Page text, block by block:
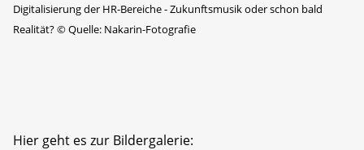
Digitalisierung der HR-Bereiche - Zukunftsmusik oder schon bald
Realität?©Quelle: Nakarin-Fotografie
Hier geht es zur Bildergalerie: